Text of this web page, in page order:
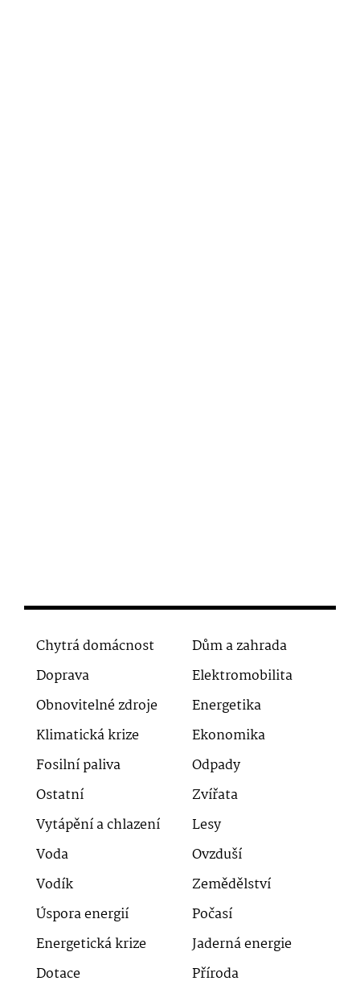
Chytrá domácnost
Dům a zahrada
Doprava
Elektromobilita
Obnovitelné zdroje
Energetika
Klimatická krize
Ekonomika
Fosilní paliva
Odpady
Ostatní
Zvířata
Vytápění a chlazení
Lesy
Voda
Ovzduší
Vodík
Zemědělství
Úspora energií
Počasí
Energetická krize
Jaderná energie
Dotace
Příroda